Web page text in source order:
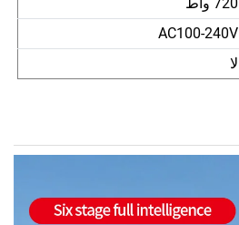
AC100-240V
لا